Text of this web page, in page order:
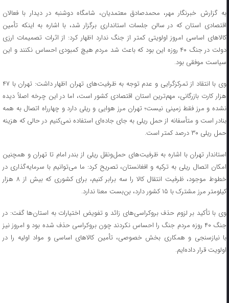
به گزارش خبرنگار مهر، محمدصادق معتمدیان، شامگاه دوشنبه در دیدار با فعالان
اقتصادی استان که در سالن جلسات استانداری برگزار شد، با اشاره به اینکه تأمین
کالاهای اساسی امروز اولویتی کمتر از جنگ ندارد اظهار کرد: از اثرات تصمیمات ارزی
دولت در جنگ ۴۰ روزه این بود که باعث شد مردم هیچ کمبودی احساس نکنند و این
سیاست موفقی بود.
وی با انتقاد از تمرکزگرایی و عدم توجه به ظرفیت‌های تهران اظهار داشت: تهران با ۴۷
هزار کارت بازرگانی، مهم‌ترین استان اقتصادی کشور است، اما در این چرخه اصلاً دیده
نشده و مرز فقط زمینی نیست؛ تهران مرز هوایی و ریلی دارد و چهارراه اتصال به همه
بنادر است و متأسفانه از حمل ریلی به جای جاده‌ای استفاده نمی‌کنیم در حالی که هزینه
حمل ریلی ۳۰ درصد کمتر است.
استاندار تهران با اشاره به ظرفیت‌های حمل‌ونقل ریلی از بندر امام تا تهران و همچنین
امکان اتصال ریلی به ترکیه و افغانستان، تصریح کرد: ما می‌توانیم با سرمایه‌گذاری در
خطوط موجود، ظرفیت انتقال کالا را سه برابر کنیم، برای کشوری که بیش از ۸ هزار
کیلومتر مرز مشترک با ۱۵ کشور دارد، بن‌بست معنا ندارد.
وی با تأکید بر لزوم حذف بروکراسی‌های زائد و تفویض اختیارات به استان‌ها گفت: در
جنگ ۴۰ روزه مردم جنگ را احساس نکردند چون بروکراسی حذف شده بود و امروز نیز
با نیازسنجی و همکاری بخش خصوصی، تأمین کالاهای اساسی و مواد اولیه را در
اولویت قرار داده‌ایم.